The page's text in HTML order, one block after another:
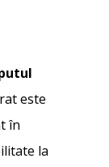
este
în
la